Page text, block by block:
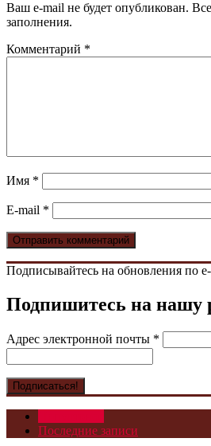
Ваш e-mail не будет опубликован.
заполнения.
Комментарий *
Имя *
E-mail *
Подписывайтесь на обновления по
Подпишитесь на нашу
Адрес электронной почты *
Последние записи